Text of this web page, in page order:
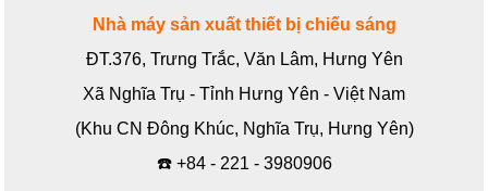
Nhà máy sản xuất thiết bị chiếu sáng
ĐT.376, Trưng Trắc, Văn Lâm, Hưng Yên
Xã Nghĩa Trụ - Tỉnh Hưng Yên - Việt Nam
(Khu CN Đông Khúc, Nghĩa Trụ, Hưng Yên)
☎️ +84 - 221 - 3980906